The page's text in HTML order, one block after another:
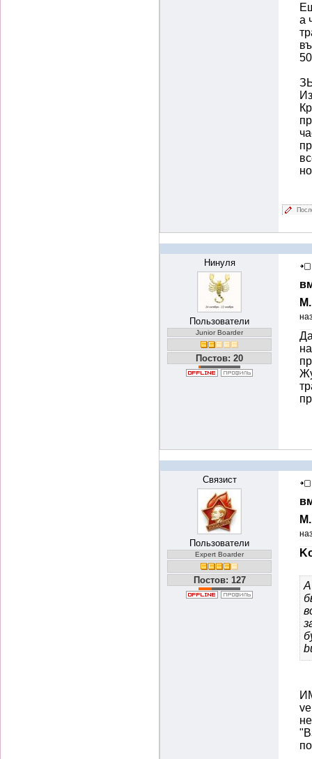
а
Нинуля
Пользователи
Junior Boarder
Постов: 20
Связист
Пользователи
Expert Boarder
Постов: 127